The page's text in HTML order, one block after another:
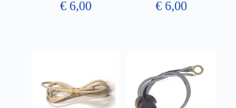
€6,00
€ 6,00